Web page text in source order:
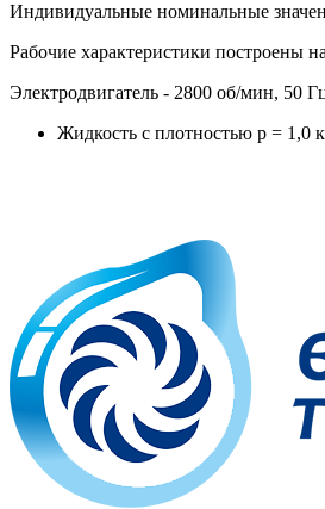
Индивидуальные номинальные
Рабочие характеристики построены
Электродвигатель - 2800 об/мин, 50
Жидкость с плотностью p = 1,0